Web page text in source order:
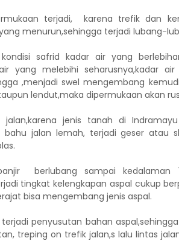
terjadi, karena trefik dan
menurun,sehingga terjadi lubang-
kondisi safrid kadar air yang
yang melebihi seharusnya,kadar
,menjadi swel mengembang
lendut,maka dipermukaan akan
jalan,karena jenis tanah di
bahu jalan lemah, terjadi geser atau
berlubang sampai
tingkat kelengkapan aspal cukup
bisa mengembang jenis aspal.
penyusutan bahan
treping on trefik jalan,s lalu lintas